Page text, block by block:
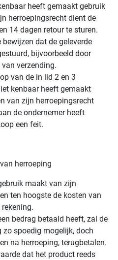
heeft gemaakt gebruik
herroepingsrecht dient de
14 dagen retour te sturen.
dat de geleverde
bijvoorbeeld door
verzending.
van de in lid 2 en 3
kenbaar heeft gemaakt
van zijn herroepingsrecht
de ondernemer heeft
een feit.
herroeping
maakt van zijn
ten hoogste de kosten van
bedrag betaald heeft, zal de
zo spoedig mogelijk, doch
na herroeping, terugbetalen.
dat het product reeds